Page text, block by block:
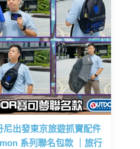
尼出發東京旅遊抓寶配件
系列聯名包款 ｜旅行